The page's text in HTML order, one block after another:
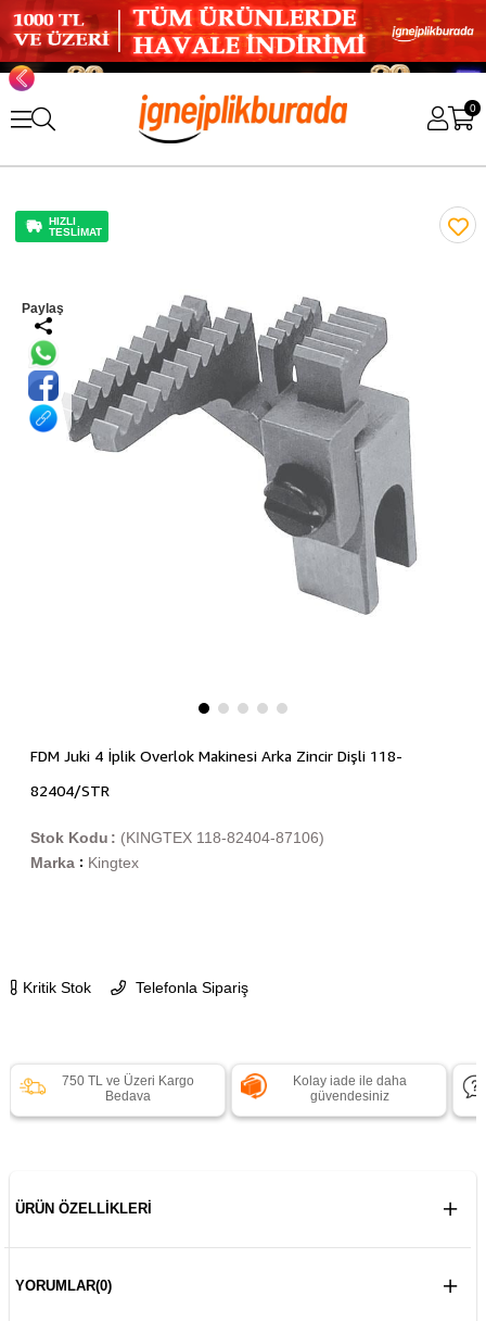
0
HIZLI
TESLİMAT
Paylaş
FDM Juki 4 İplik Overlok Makinesi Arka Zincir Dişli 118-
82404/STR
(KINGTEX 118-82404-87106)
Stok Kodu
Marka : Kingtex
Kritik Stok Telefonla Sipariş
750 TL ve Üzeri Kargo
Bedava
Kolay iade ile daha
güvendesiniz
ÜRÜN ÖZELLIKLERI
YORUMLAR(0)